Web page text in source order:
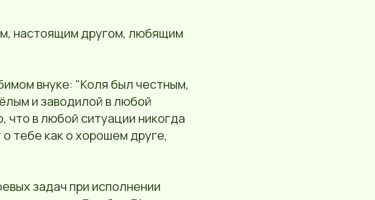
настоящим другом, любящим
внуке: "Коля был честным,
и заводилой в любой
что в любой ситуации никогда
тебе как о хорошем друге,
задач при исполнении